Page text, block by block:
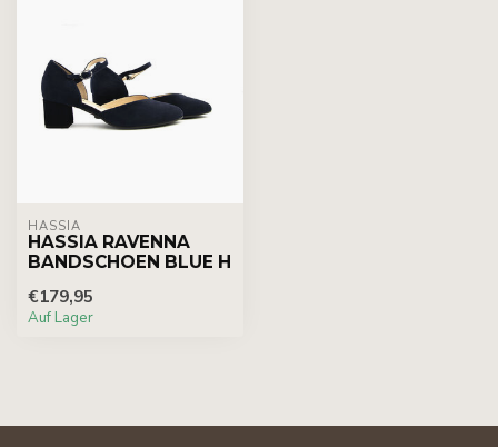
HASSIA
HASSIA RAVENNA
BANDSCHOEN BLUE H
€179,95
Auf Lager